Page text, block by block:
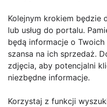
Kolejnym krokiem będzie
lub usług do portalu.
będą informacje o
szansa na ich sprzedaż.
zdjęcia, aby potencjalni
niezbędne informacje.
Korzystaj z funkcji